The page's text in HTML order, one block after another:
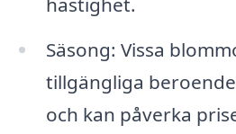
Säsong: Vissa
tillgängliga
och kan påverka